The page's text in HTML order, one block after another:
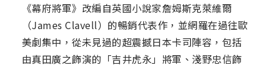
《幕府將軍》改編自英國小說家詹姆斯克萊維爾
（James Clavell）的暢銷代表作，並網羅在過往歐
美劇集中，從未見過的超震撼日本卡司陣容，包括
由真田廣之飾演的「吉井虎永」將軍、淺野忠信飾